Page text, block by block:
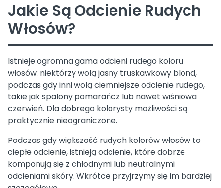
Jakie Są Odcienie Rudych
Włosów?
Istnieje ogromna gama odcieni rudego koloru
włosów: niektórzy wolą jasny truskawkowy blond,
podczas gdy inni wolą ciemniejsze odcienie rudego,
takie jak spalony pomarańcz lub nawet wiśniowa
czerwień. Dla dobrego kolorysty możliwości są
praktycznie nieograniczone.
Podczas gdy większość rudych kolorów włosów to
ciepłe odcienie, istnieją odcienie, które dobrze
komponują się z chłodnymi lub neutralnymi
odcieniami skóry. Wkrótce przyjrzymy się im bardziej